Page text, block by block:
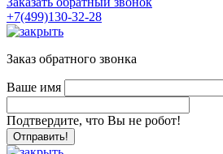
+7(499)130-32-28
Заказ обратного звонка
Ваше имя
Подтвердите, что Вы не робот!